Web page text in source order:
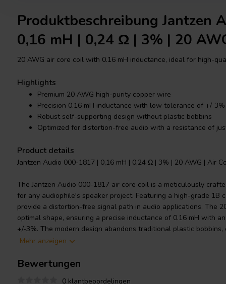
Produktbeschreibung Jantzen
0,16 mH | 0,24 Ω | 3% | 20
20 AWG air core coil with 0.16 mH inductance, ideal for high-
Highlights
Premium 20 AWG high-purity copper wire
Precision 0.16 mH inductance with low tolerance of +/-3%
Robust self-supporting design without plastic bobbins
Optimized for distortion-free audio with a resistance of
Product details
Jantzen Audio 000-1817 | 0,16 mH | 0,24 Ω | 3% | 20 AWG | Air
The Jantzen Audio 000-1817 air core coil is a meticulously
for any audiophile's speaker project. Featuring a high-grade 1B
provide a distortion-free signal path in audio applications. The
optimal shape, ensuring a precise inductance of 0.16 mH with
+/-3%. The modern design abandons traditional plastic
supporting coil that maintains form and function over time. The
to IEC 60317-35 and DIN EN 60317-35. With a resistance of
Mehr anzeigen
Bewertungen
0 klantbeoordelingen